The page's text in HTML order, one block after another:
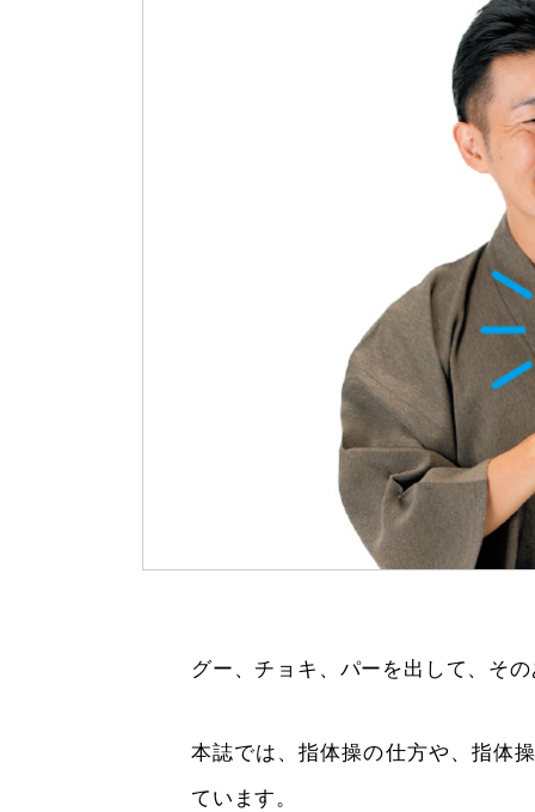
グー、チョキ、パーを出して、そ
本誌では、指体操の仕方や、指体
ています。